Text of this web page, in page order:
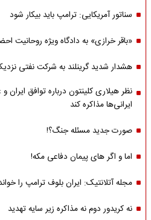
سناتور آمریکایی: ترامپ باید بیکار شود
«باقر خرازی» به دادگاه ویژه روحانیت
هشدار شدید گرینلند به شرکت نفتی
نظر هیلاری کلینتون درباره توافق
ایرانی‌ها مذاکره کند
صورت جدید مسئله جنگ؟!
اما و اگر های پیمان دفاعی مکه!
مجله آتلانتیک: ایران بلوف ترامپ را
نه کریدور دوم نه مذاکره زیر سایه تهدید